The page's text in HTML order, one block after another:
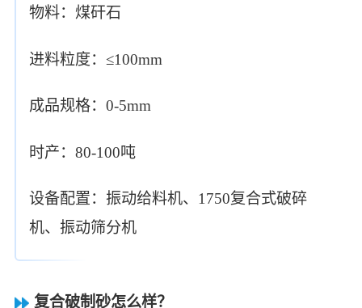
物料：煤矸石
进料粒度：≤100mm
成品规格：0-5mm
时产：80-100吨
设备配置：振动给料机、1750复合式破碎
机、振动筛分机
复合破制砂怎么样？